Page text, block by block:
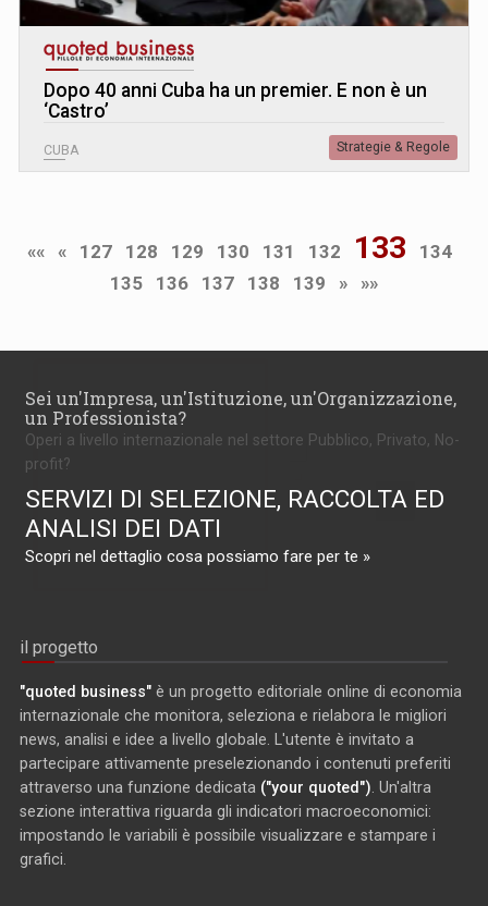
Dopo 40 anni Cuba ha un premier. E non è un
‘Castro’
CUBA Strategie & Regole
«« « 127 128 129 130 131 132 133
134
135
136 137 138 139 » »»
Sei un'Impresa, un'Istituzione, un'Organizzazione,
un Professionista?
Operi a livello internazionale nel settore Pubblico, Privato, No-
profit?
SERVIZI DI SELEZIONE, RACCOLTA ED
ANALISI DEI DATI
Scopri nel dettaglio cosa possiamo fare per te »
il progetto
"quoted business" è un progetto editoriale online di economia
internazionale che monitora, seleziona e rielabora le migliori
news, analisi e idee a livello globale. L'utente è invitato a
partecipare attivamente preselezionando i contenuti preferiti
attraverso una funzione dedicata ("your quoted") . Un'altra
sezione interattiva riguarda gli indicatori macroeconomici:
impostando le variabili è possibile visualizzare e stampare i
grafici.